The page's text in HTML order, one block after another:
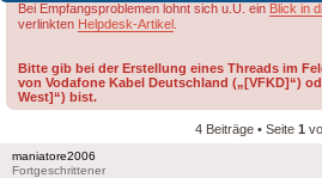
Bei Empfangsproblemen lohnt sich u.U. ein Blick in
verlinkten Helpdesk-Artikel
Bitte gib bei der Erstellung eines Threads im
von Vodafone Kabel Deutschland („[VFKD]“)
West]“) bist.
4 Beiträge • Seite 1
maniatore2006
Fortgeschrittener